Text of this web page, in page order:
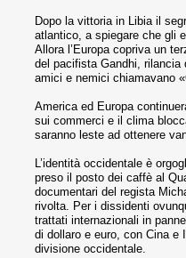
Dopo la vittoria in Libia il
atlantico, a spiegare che gli
Allora l’Europa copriva un
del pacifista Gandhi, rilancia
amici e nemici chiamavano
America ed Europa
sui commerci e il clima
saranno leste ad ottenere
L’identità occidentale è
preso il posto dei caffè al
documentari del regista
rivolta. Per i dissidenti
trattati internazionali in
di dollaro e euro, con Cina e
divisione occidentale.